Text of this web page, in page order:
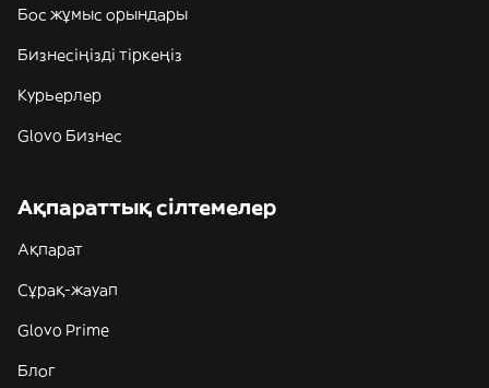
Бос жұмыс орындары
Бизнесіңізді тіркеңіз
Курьерлер
Glovo Бизнес
Ақпараттық сілтемелер
Ақпарат
Сұрақ-жауап
Glovo Prime
Блог